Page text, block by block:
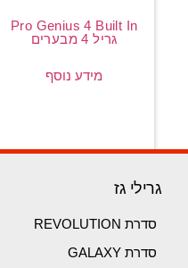
Pro Genius 4 Built In
גריל 4 מבערים
מידע נוסף
גרילי גז
סדרת REVOLUTION
סדרת GALAXY